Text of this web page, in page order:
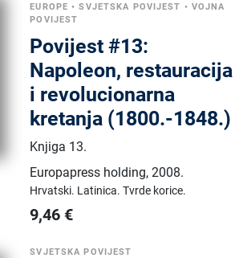
EUROPE •SVJETSKA POVIJEST • VOJNA
POVIJEST
Povijest #13:
Napoleon, restauracija
i revolucionarna
kretanja (1800.-1848.)
Knjiga 13.
Europapress holding,2008.
Hrvatski. Latinica.Tvrde korice.
9,46 €
SVJETSKA POVIJEST